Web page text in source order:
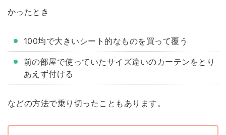
かったとき
100均で大きいシート的なものを買って覆う
前の部屋で使っていたサイズ違いのカーテンをとり
あえず付ける
などの方法で乗り切ったこともあります。